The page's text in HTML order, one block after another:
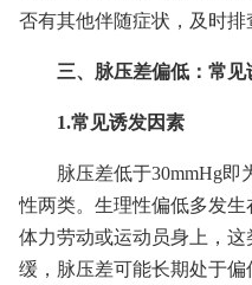
否有其他伴随症状，及时排
三、脉压差偏低：常
1.常见诱发因素
脉压差低于30mmHg
性两类。生理性偏低多发
体力劳动或运动员身上，
缓，脉压差可能长期处于偏